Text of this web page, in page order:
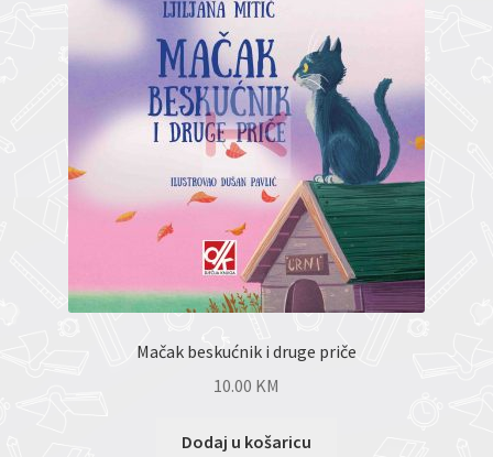
Mačak beskućnik i druge priče
10.00 KM
Dodaj u košaricu